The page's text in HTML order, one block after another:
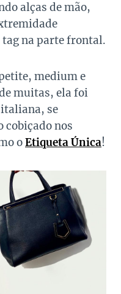
alças de mão,
na parte frontal.
medium e
muitas, ela foi
se
nos
oEtiqueta Única!